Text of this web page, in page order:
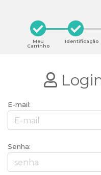
Meu
Carrinho
Identificação
E-mail:
Senha: